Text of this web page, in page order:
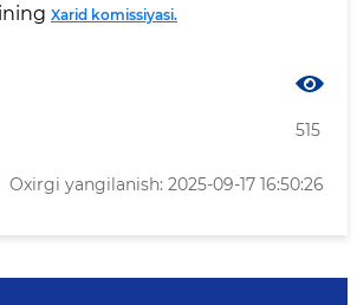
Xarid komissiyasi.
515
Oxirgi yangilanish: 2025-09-17 16:50:26